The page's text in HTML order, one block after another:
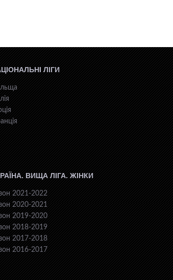
ЛІГИ
ВИЩА ЛІГА. ЖІНКИ
2021-2022
2020-2021
2019-2020
2018-2019
2017-2018
2016-2017